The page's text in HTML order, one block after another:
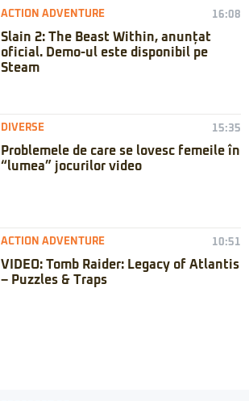
ACTION ADVENTURE 16:08
Slain 2: The Beast Within, anunțat
oficial. Demo-ul este disponibil pe
Steam
DIVERSE 15:35
Problemele de care se lovesc femeile în
“lumea” jocurilor video
ACTION ADVENTURE 10:51
VIDEO: Tomb Raider: Legacy of Atlantis
– Puzzles & Traps